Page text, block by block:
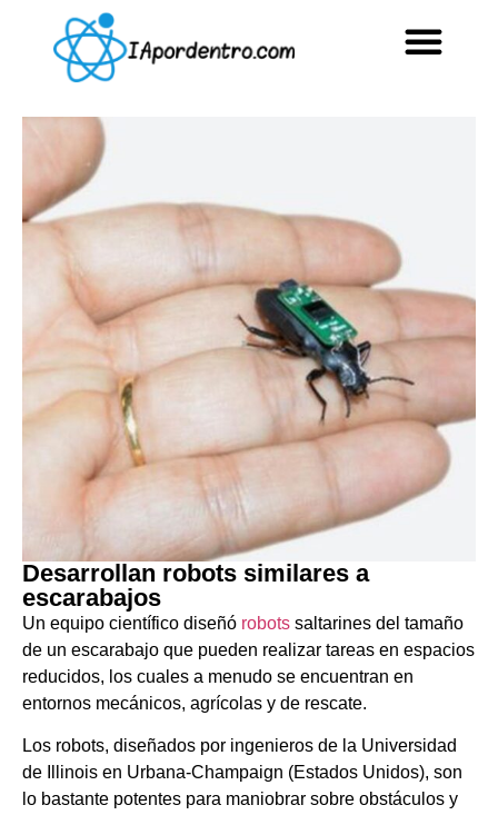
Desarrollan robots similares a
escarabajos
Un equipo científico diseñó robots saltarines del tamaño
de un escarabajo que pueden realizar tareas en espacios
reducidos, los cuales a menudo se encuentran en
entornos mecánicos, agrícolas y de rescate.
Los robots, diseñados por ingenieros de la Universidad
de Illinois en Urbana-Champaign (Estados Unidos), son
lo bastante potentes para maniobrar sobre obstáculos y